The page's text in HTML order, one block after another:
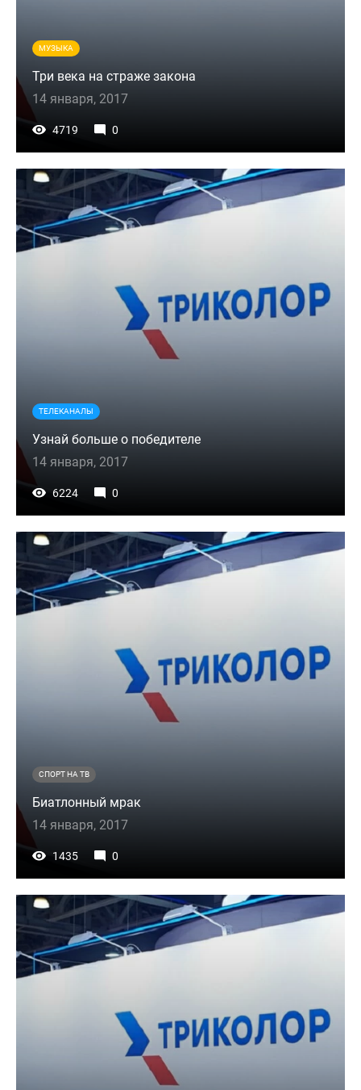
МУЗЫКА
Три века на страже закона
14 января, 2017
4719 0
ТЕЛЕКАНАЛЫ
Узнай больше о победителе
14 января, 2017
6224 0
СПОРТ НА ТВ
Биатлонный мрак
14 января, 2017
1435 0